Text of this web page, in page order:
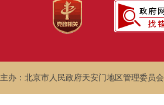
主办：北京市人民政府天安门地区管理委员会